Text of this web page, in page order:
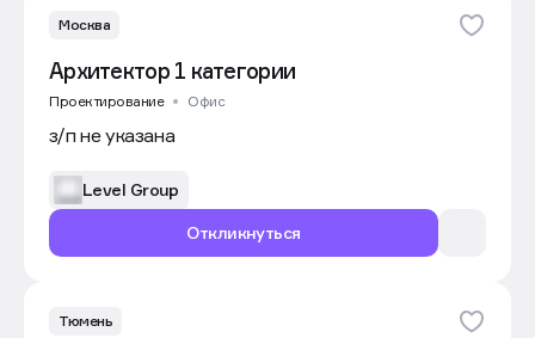
Москва
Архитектор 1 категории
Проектирование Офис
з/п не указана
Откликнуться
Level Group
Тюмень